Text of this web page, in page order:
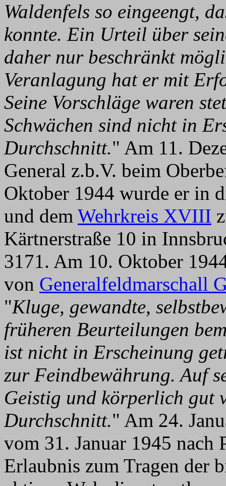
Waldenfels so eingeengt,
konnte. Ein Urteil über
daher nur beschränkt
Veranlagung hat er mit
Seine Vorschläge waren
Schwächen sind nicht in
Durchschnitt." Am 11.
General z.b.V. beim
Oktober 1944 wurde er in
und dem Wehrkreis XVIII
Kärtnerstraße 10 in
3171. Am 10. Oktober
von Generalfeldmarschall
"Kluge, gewandte,
früheren Beurteilungen
ist nicht in Erscheinung
zur Feindbewährung. Auf
Geistig und körperlich gut
Durchschnitt." Am 24.
vom 31. Januar 1945 nach
Erlaubnis zum Tragen der